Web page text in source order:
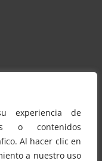
experiencia de
o contenidos
Al hacer clic en
a nuestro uso